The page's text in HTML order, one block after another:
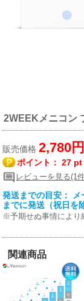
2WEEKメニコン
販売価格2,780円
ポイント：27 pt
レビューを見る(1
発送までの目安：
までに発送（祝日を
※予期せぬ事情により
関連商品